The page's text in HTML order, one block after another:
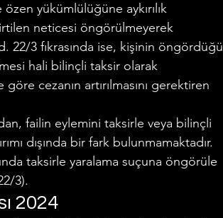
yükümlülüğüne aykırılık
neticesi öngörülmeyerek
22/3 fıkrasında ise, kişinin öngördüğü
hali bilinçli taksir olarak
cezanın artırılmasını gerektiren
failin eylemini taksirle veya bilinçli
dışında bir fark bulunmamaktadır.
taksirle yaralama suçuna öngörüle
3).
2024